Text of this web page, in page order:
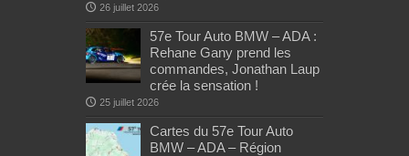
26 juillet 2026
57e Tour Auto BMW – ADA :
Rehane Gany prend les
commandes, Jonathan Laup
crée la sensation !
25 juillet 2026
Cartes du 57e Tour Auto
BMW – ADA – Région